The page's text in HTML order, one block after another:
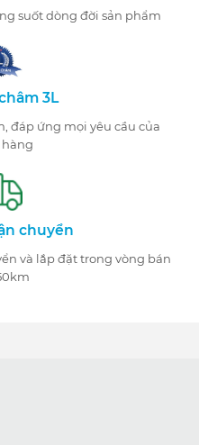
suốt dòng đời sản phẩm
3L
đáp ứng mọi yêu cầu của
chuyển
và lắp đặt trong vòng bán